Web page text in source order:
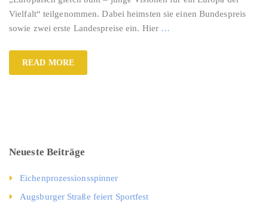
Vielfalt“ teilgenommen. Dabei heimsten sie einen Bundespreis
sowie zwei erste Landespreise ein. Hier …
READ MORE
Neueste Beiträge
Eichenprozessionsspinner
Augsburger Straße feiert Sportfest